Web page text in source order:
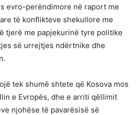
evro-perëndimore në raport me
të konflikteve shekullore me
tjerë me papjekurinë tyre politike
së urrejtjes ndërtnike dhe
tek shumë shtete që Kosova mos
e Evropës, dhe e arriti qëllimit
njohëse të pavarësisë së